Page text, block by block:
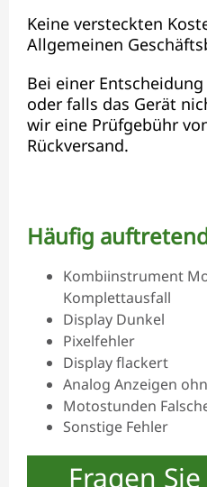
Keine versteckten
Allgemeinen
Bei einer
oder falls das Gerät
wir eine Prüfgebühr
Rückversand.
Häufig
Kombiinstrument
Komplettausfall
Display Dunkel
Pixelfehler
Display flackert
Analog Anzeigen
Motostunden
Sonstige Fehler
Fragen